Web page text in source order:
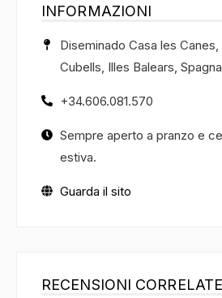
INFORMAZIONI
Diseminado Casa les
Cubells, Illes Balears, Spagna
+34.606.081.570
Sempre aperto a pranzo e
estiva.
Guarda il sito
RECENSIONI CORRELATE